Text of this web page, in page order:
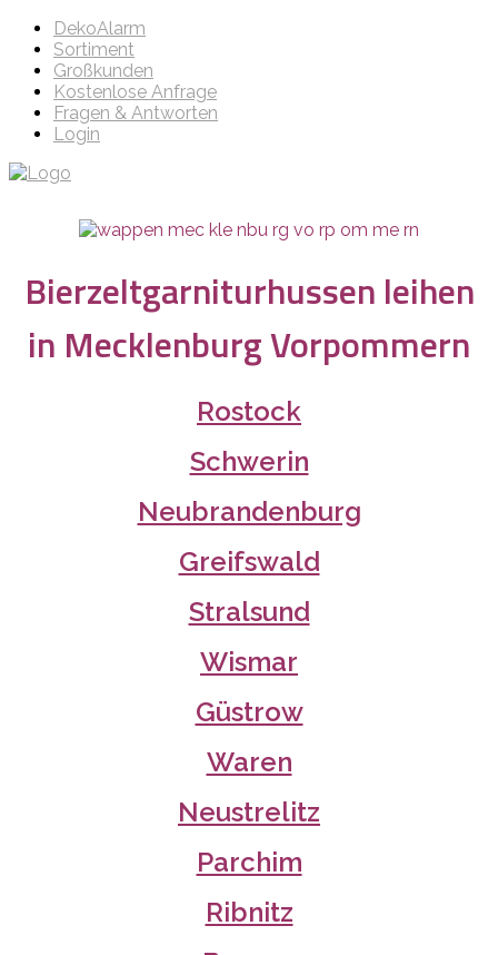
DekoAlarm
Sortiment
Großkunden
Kostenlose Anfrage
Fragen & Antworten
Login
Bierzeltgarniturhussen leihen
in Mecklenburg Vorpommern
Rostock
Schwerin
Neubrandenburg
Greifswald
Stralsund
Wismar
Güstrow
Waren
Neustrelitz
Parchim
Ribnitz